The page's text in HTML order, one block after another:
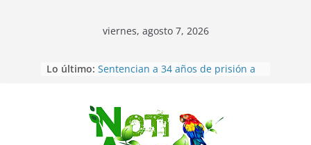
viernes, agosto 7, 2026
Lo último: Ecuador: dos jóvenes de 22 años
desaparecidos fueron encontrados
Sentencian a 34 años de prisión a
implicados en caso de Alison,
oriunda de Tena